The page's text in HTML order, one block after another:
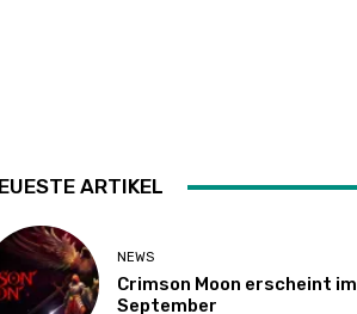
ARTIKEL
NEWS
Crimson Moon erscheint im
September